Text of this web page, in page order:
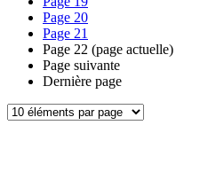
Page 20
Page 21
Page 22 (page actuelle)
Page suivante
Dernière page